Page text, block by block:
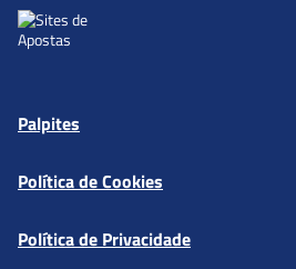
Palpites
Política de Cookies
Política de Privacidade